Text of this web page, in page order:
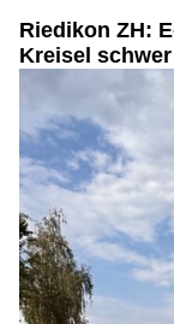
Riedikon ZH:
Kreisel